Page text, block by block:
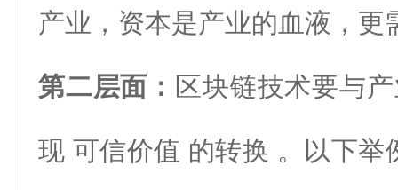
产业，资本是产业的血液，更
第二层面： 区块链技术要与
现 可信价值 的转换 。以下举